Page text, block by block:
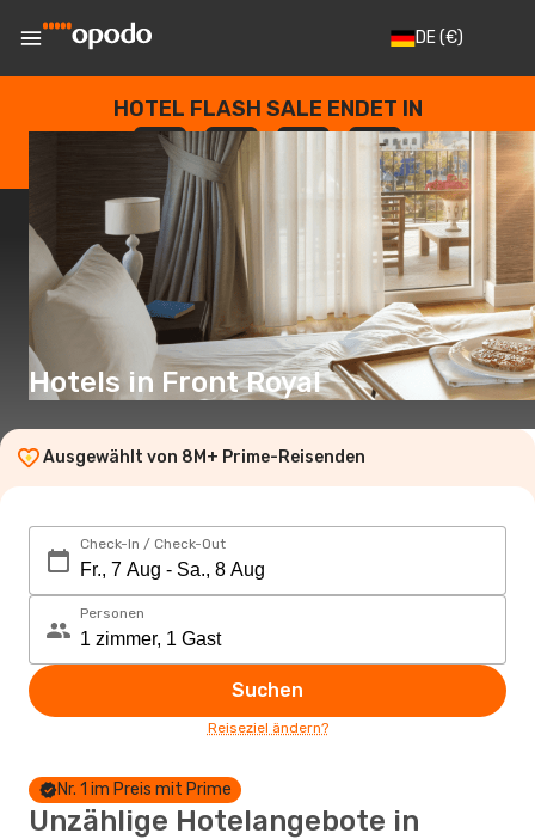
DE(€)
HOTEL FLASH SALE ENDET IN
--
TAGE
: --
STUNDEN
: --
SEKUNDEN
Hotels in Front Royal
Ausgewählt von 8M+ Prime-Reisenden
Check-In / Check-Out
Personen
Suchen
Reiseziel ändern?
Nr. 1 im Preis mit Prime
Unzählige Hotelangebote in